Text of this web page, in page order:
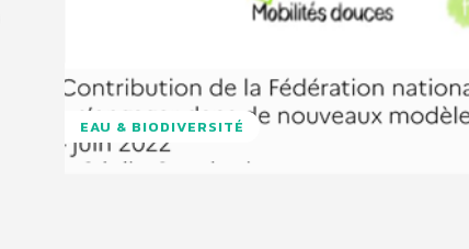
EAU & BIODIVERSITÉ